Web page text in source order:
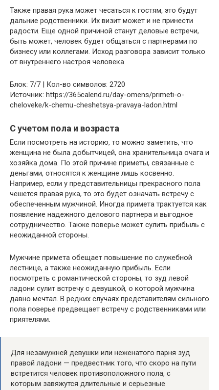
Также правая рука может чесаться к гостям, это будут
дальние родственники. Их визит может и не принести
радости. Еще одной причиной станут деловые встречи,
быть может, человек будет общаться с партнерами по
бизнесу или коллегами. Исход разговора зависит только
от внутреннего настроя человека.
Блок: 7/7 | Кол-во символов: 2720
Источник: https://365calend.ru/day-omens/primeti-o-
cheloveke/k-chemu-cheshetsya-pravaya-ladon.html
С учетом пола и возраста
Если посмотреть на историю, то можно заметить, что
женщина не была добытчицей, она хранительница очага и
хозяйка дома. По этой причине приметы, связанные с
деньгами, относятся к женщине лишь косвенно.
Например, если у представительницы прекрасного пола
чешется правая рука, то это будет означать встречу с
обеспеченным мужчиной. Иногда примета трактуется как
появление надежного делового партнера и выгодное
сотрудничество. Также поверье может сулить прибыль с
неожиданной стороны.
Мужчине примета обещает повышение по служебной
лестнице, а также неожиданную прибыль. Если
посмотреть с романтической стороны, то зуд левой
ладони сулит встречу с девушкой, о которой мужчина
давно мечтал. В редких случаях представителям сильного
пола поверье предвещает встречу с родственниками или
приятелями.
Для незамужней девушки или неженатого парня зуд
правой ладони — предвестник того, что скоро на пути
встретится человек противоположного пола, с
которым завяжутся длительные и серьезные